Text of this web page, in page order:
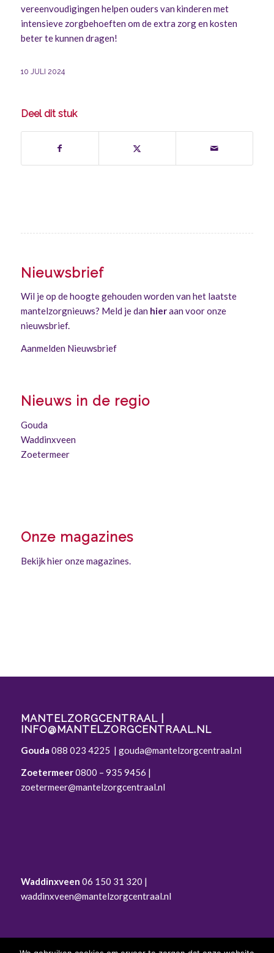
vereenvoudigingen helpen ouders van kinderen met
intensieve zorgbehoeften om de extra zorg en kosten
beter te kunnen dragen!
10 JULI 2024
Deel dit stuk
Nieuwsbrief
Wil je op de hoogte gehouden worden van het laatste
mantelzorgnieuws? Meld je dan hieraan voor onze
nieuwsbrief.
Aanmelden Nieuwsbrief
Nieuws in de regio
Gouda
Waddinxveen
Zoetermeer
Onze magazines
Bekijk hier onze magazines.
MANTELZORGCENTRAAL |
INFO@MANTELZORGCENTRAAL.NL
Gouda 088 023 4225 | gouda@mantelzorgcentraal.nl
Zoetermeer0800 – 935 9456 |
zoetermeer@mantelzorgcentraal.nl
Waddinxveen 06 150 31 320 |
waddinxveen@mantelzorgcentraal.nl